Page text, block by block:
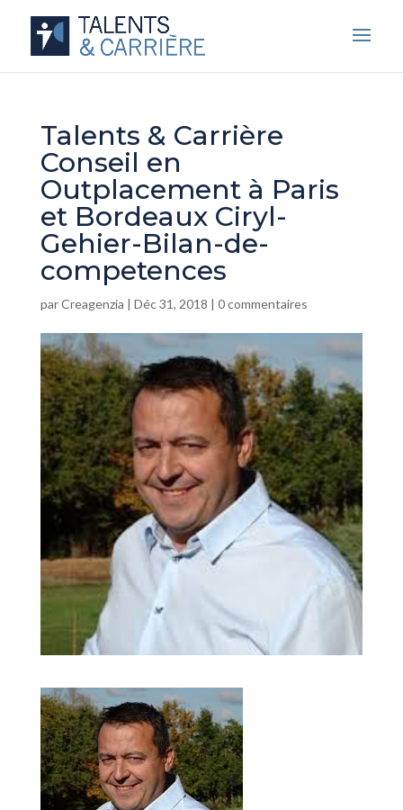
Talents & Carrière
Conseil en
Outplacement à Paris
et Bordeaux Ciryl-
Gehier-Bilan-de-
competences
parCreagenzia | Déc 31, 2018 | 0 commentaires